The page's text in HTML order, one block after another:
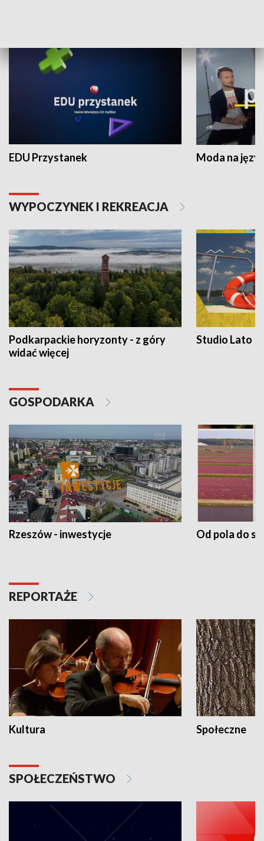
EDU Przystanek Moda na
WYPOCZYNEK I REKREACJA
Podkarpackie horyzonty - z góry
widać więcej
Studio Lato
GOSPODARKA
Rzeszów - inwestycje Od pola do
REPORTAŻE
Kultura Społeczne
SPOŁECZEŃSTWO